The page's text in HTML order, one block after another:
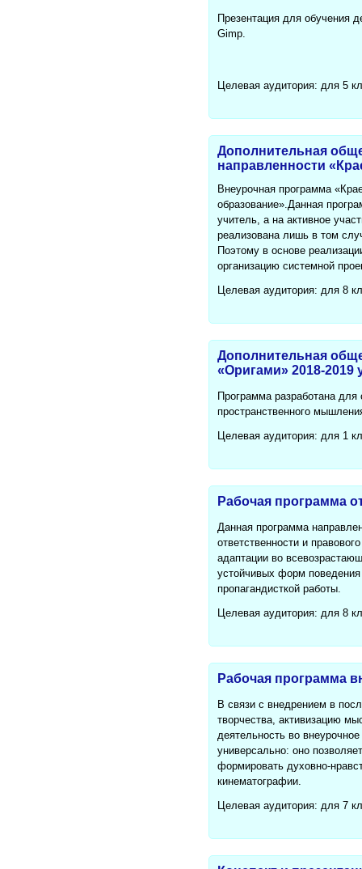
Презентация для обучения
Gimp.
Целевая аудитория: для 5
Дополнительная
направленности
Внеурочная программа
образование».Данная
учитель, а на активное
реализована лишь в том
Поэтому в основе
организацию системной
Целевая аудитория: для 8
Дополнительная
«Оригами» 2018-2019
Программа разработана
пространственного
Целевая аудитория: для 1
Рабочая программа
Данная программа
ответственности и
адаптации во
устойчивых форм
пропагандисткой работы.
Целевая аудитория: для 8
Рабочая программа
В связи с внедрением в
творчества, активизацию
деятельность во
универсально: оно
формировать духовно-
кинематографии.
Целевая аудитория: для 7